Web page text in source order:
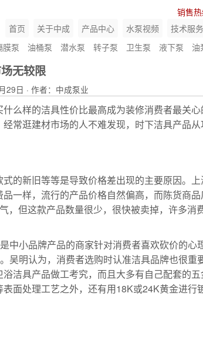
销售热
首页 关于中成 产品中心 水泵视频 技术服务
膜泵 油桶泵 潜水泵 转子泵 卫生泵 液下泵 油
无较限
29日 · 作者：中成泵业
么样的洁具性价比最高成为装修消费者最关
常逛建材市场的人不难发现，时下洁具产品
的新旧等等是导致价格差出现的主要原因。
一样，流行的产品价格自然偏高，而陈货商
但这款产品数量很少，很快被卖掉，许多消
中小品牌产品的商家针对消费者喜欢砍价的心
吴明认为，消费者选购时认准洁具品牌也很重
洁具产品做工考究，而且大多有自己配套的
面处理工艺之外，还有用18K或24K黄金进行